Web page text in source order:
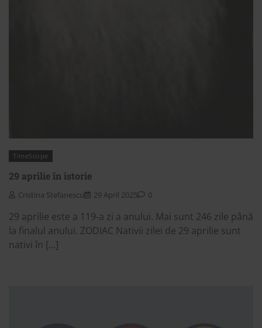
TimeScope
29 aprilie în istorie
Cristina Stefanescu 29 April 2025 0
29 aprilie este a 119-a zi a anului. Mai sunt 246 zile până
la finalul anului. ZODIAC Nativii zilei de 29 aprilie sunt
nativi în […]